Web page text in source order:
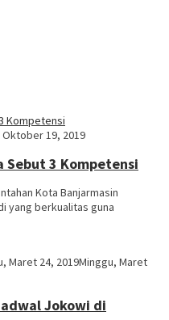
19, 2019
Sebut 3 Kompetensi
Kota Banjarmasin
yang berkualitas guna
Maret 24, 2019Minggu, Maret
Jokowi di